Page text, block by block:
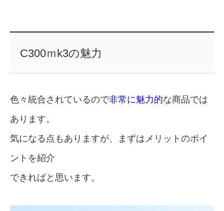
C300ｍk3の魅力
色々統合されているので非常に魅力的な商品では
あります。
気になる点もありますが、まずはメリットのポイ
ントを紹介
できればと思います。